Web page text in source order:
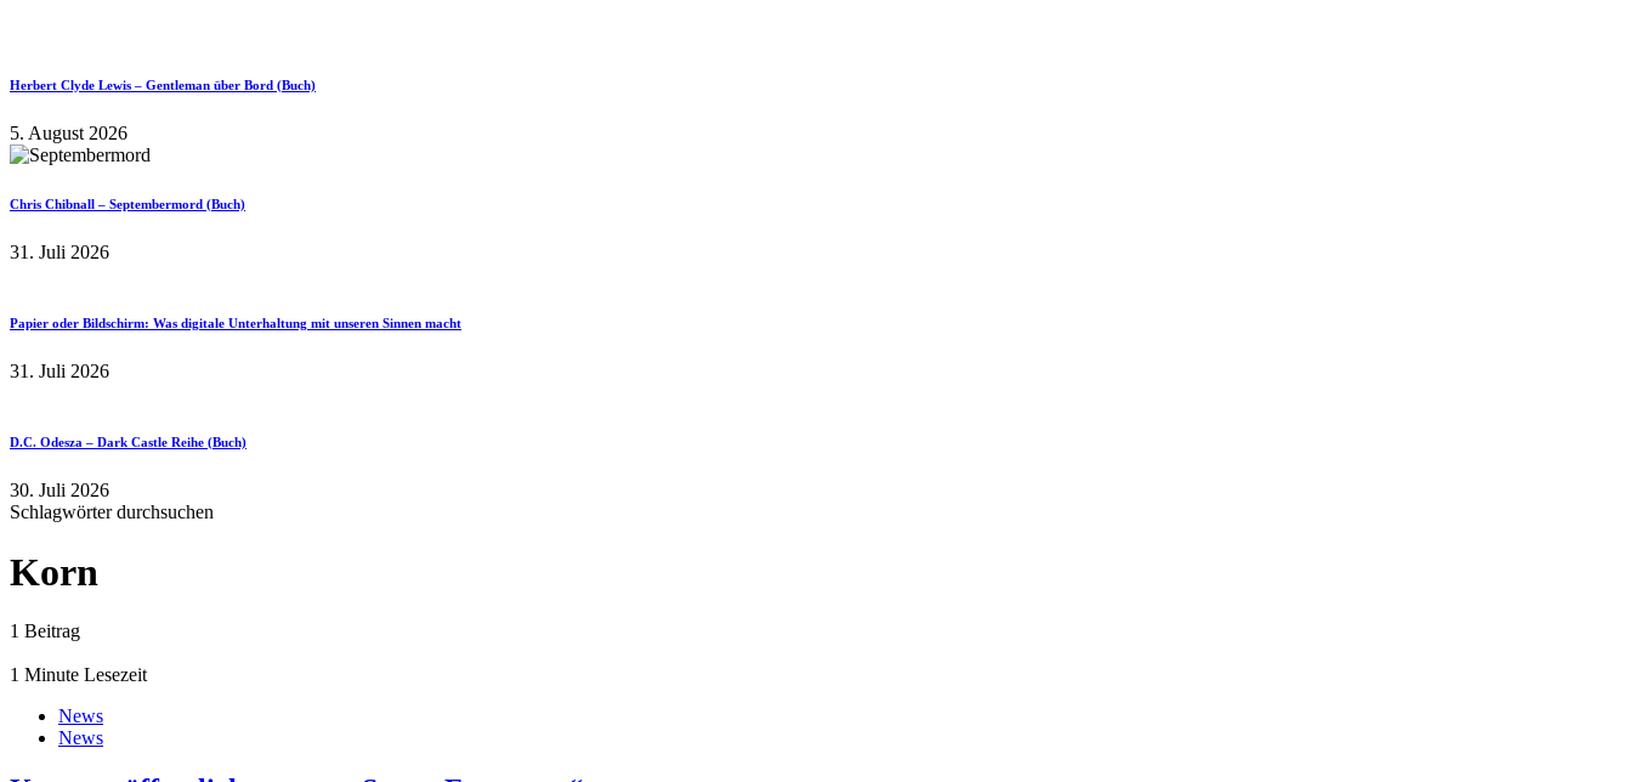
Herbert Clyde Lewis – Gentleman über Bord (Buch)
5. August 2026
Chris Chibnall – Septembermord (Buch)
31. Juli 2026
Papier oder Bildschirm: Was digitale Unterhaltung mit unseren Sinnen macht
31. Juli 2026
D.C. Odesza – Dark Castle Reihe (Buch)
30. Juli 2026
Schlagwörter durchsuchen
Korn
1 Beitrag
1 Minute Lesezeit
News
News